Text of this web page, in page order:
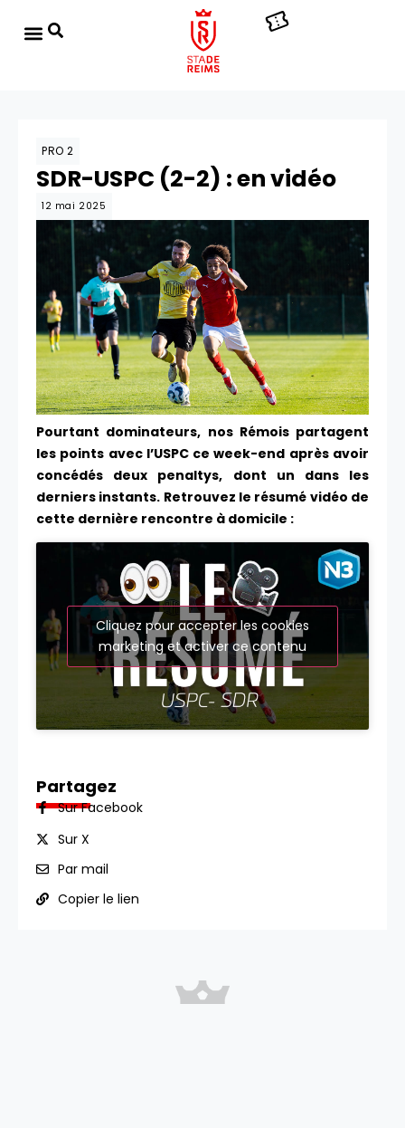
PRO 2
SDR-USPC (2-2) : en vidéo
12 mai 2025
Pourtant dominateurs, nos Rémois partagent
les points avec l’USPC ce week-end après avoir
concédés deux penaltys, dont un dans les
derniers instants. Retrouvez le résumé vidéo de
cette dernière rencontre à domicile :
Cliquez pour accepter les cookies
marketing et activer ce contenu
Partagez
Sur Facebook
Sur X
Par mail
Copier le lien